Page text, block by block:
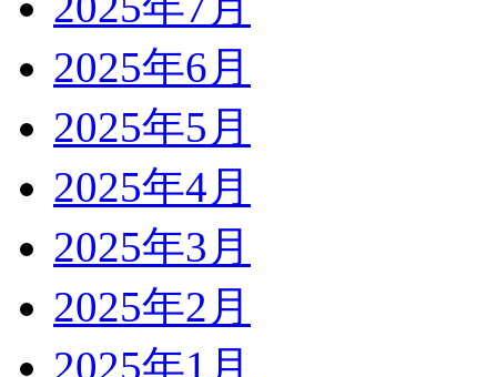
2025年6月
2025年5月
2025年4月
2025年3月
2025年2月
2025年1月